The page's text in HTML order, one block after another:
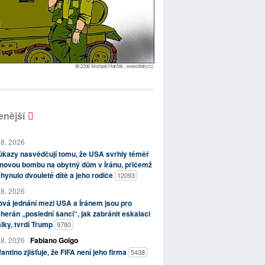
2026
nasvědčují tomu, že USA svrhly téměř
bombu na obytný dům v Íránu, přičemž
dvouleté dítě a jeho rodiče 12093
2026
jednání mezi USA a Íránem jsou pro
„poslední šancí“, jak zabránit eskalaci
tvrdí Trump 9780
2026 Fabiano Golgo
zjišťuje, že FIFA není jeho firma 5438